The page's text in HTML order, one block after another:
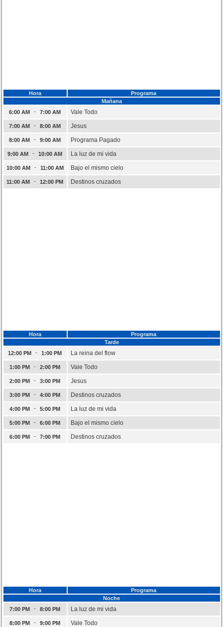
Hora
Programa
Mañana
6:00 AM
- 7:00 AM Vale Todo
7:00 AM - 8:00 AM Jesus
8:00 AM - 9:00 AM Programa Pagado
9:00 AM - 10:00 AM La luz de mi vida
10:00 AM - 11:00 AM Bajo el mismo cielo
11:00 AM - 12:00 PM Destinos cruzados
Hora
Programa
Tarde
12:00 PM
- 1:00 PM La reina del flow
1:00 PM - 2:00 PM Vale Todo
2:00 PM - 3:00 PM Jesus
3:00 PM - 4:00 PM Destinos cruzados
4:00 PM - 5:00 PM La luz de mi vida
5:00 PM - 6:00 PM Bajo el mismo cielo
6:00 PM - 7:00 PM Destinos cruzados
Hora
Programa
Noche
7:00 PM
- 8:00 PM La luz de mi vida
8:00 PM - 9:00 PM Vale Todo